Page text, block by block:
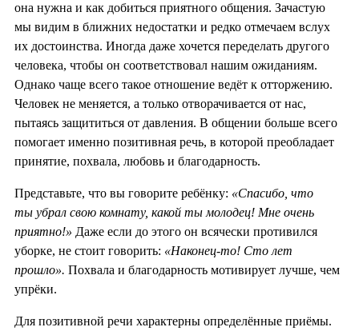
она нужна и как добиться приятного общения. Зачастую
мы видим в ближних недостатки и редко отмечаем вслух
их достоинства. Иногда даже хочется переделать другого
человека, чтобы он соответствовал нашим ожиданиям.
Однако чаще всего такое отношение ведëт к отторжению.
Человек не меняется, а только отворачивается от нас,
пытаясь защититься от давления. В общении больше всего
помогает именно позитивная речь, в которой преобладает
принятие, похвала, любовь и благодарность.
Представьте, что вы говорите ребёнку: «Спасибо, что
ты убрал свою комнату, какой ты молодец! Мне очень
приятно!» Даже если до этого он всячески противился
уборке, не стоит говорить: «Наконец-то! Сто лет
прошло». Похвала и благодарность мотивирует лучше, чем
упрёки.
Для позитивной речи характерны определённые приёмы.